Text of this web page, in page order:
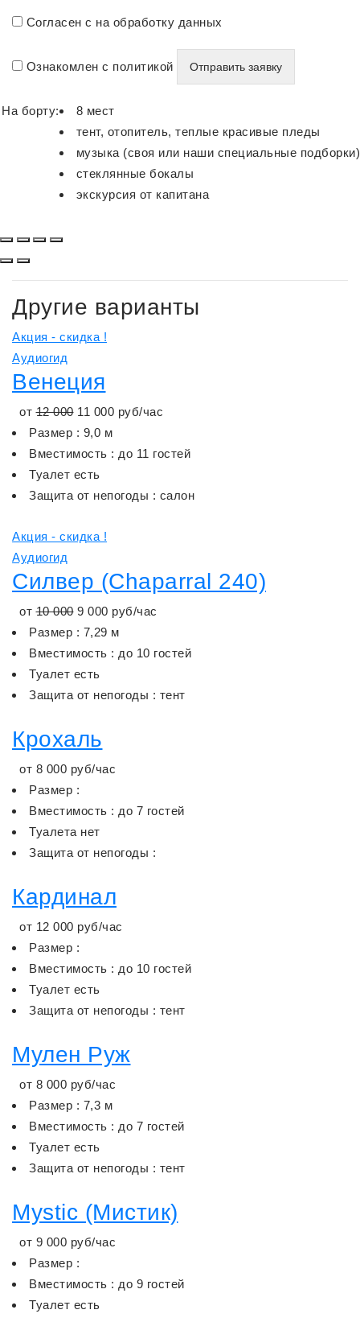
Согласен с на обработку данных
Ознакомлен с политикой
На борту:
8 мест
тент, отопитель, теплые красивые пледы
музыка (своя или наши специальные подборки)
стеклянные бокалы
экскурсия от капитана
Другие варианты
Акция - скидка !
Аудиогид
Венеция
от12 000 11 000 руб/час
Размер : 9,0 м
Вместимость : до 11 гостей
Туалет есть
Защита от непогоды : салон
Акция - скидка !
Аудиогид
Силвер (Chaparral 240)
от10 000 9 000 руб/час
Размер : 7,29 м
Вместимость : до 10 гостей
Туалет есть
Защита от непогоды : тент
Крохаль
от 8 000 руб/час
Размер :
Вместимость : до 7 гостей
Туалета нет
Защита от непогоды :
Кардинал
от 12 000 руб/час
Размер :
Вместимость : до 10 гостей
Туалет есть
Защита от непогоды : тент
Мулен Руж
от 8 000 руб/час
Размер : 7,3 м
Вместимость : до 7 гостей
Туалет есть
Защита от непогоды : тент
Mystic (Мистик)
от 9 000 руб/час
Размер :
Вместимость : до 9 гостей
Туалет есть